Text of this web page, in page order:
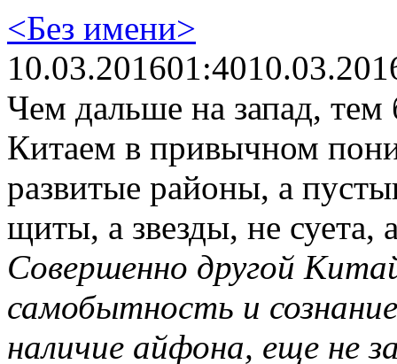
<Без имени>
10.03.201601:40
Чем дальше на запад, тем
Китаем в привычном
развитые районы, а
щиты, а звезды, не
Совершенно другой
самобытность и
наличие айфона, еще не